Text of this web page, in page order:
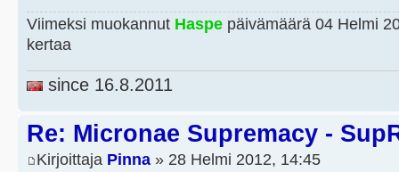
Viimeksi muokannut Haspe päivämäärä 04 Helmi
kertaa
since 16.8.2011
Re: Micronae Supremacy -
Kirjoittaja Pinna » 28 Helmi 2012, 14:45